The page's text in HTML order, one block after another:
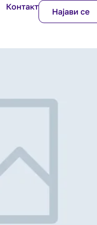
Контакт Најави се